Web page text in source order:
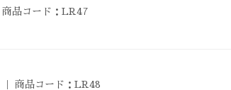
品コード：LR47
商品コード：LR48